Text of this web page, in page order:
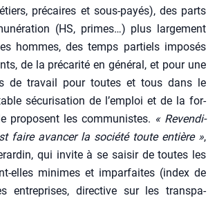
pré­caires et sous-payés), des parts
(HS, primes…) plus lar­ge­ment
hommes, des temps par­tiels impo­sés
de la pré­ca­ri­té en géné­ral, et pour une
de tra­vail pour toutes et tous dans le
sécu­ri­sa­tion de l’emploi et de la for­
pro­posent les com­mu­nistes. « Reven­di­
faire avan­cer la socié­té toute entière »,
qui invite à se sai­sir de toutes les
elles minimes et impar­faites (index de
entre­prises, direc­tive sur les trans­pa­